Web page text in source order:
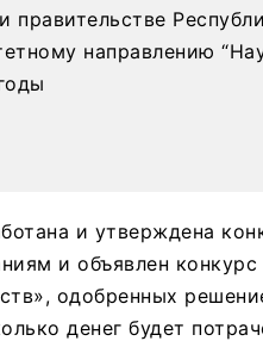
правительстве
направлению
и утверждена
и объявлен
одобренных
денег будет